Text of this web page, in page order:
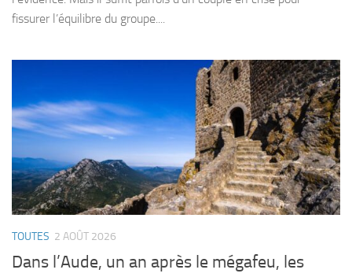
fissurer l’équilibre du groupe....
TOUTES 2 AOÛT 2026
Dans l’Aude, un an après le mégafeu, les